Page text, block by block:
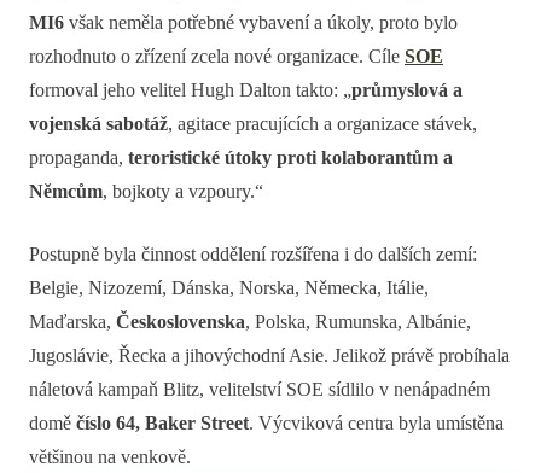
MI6 však neměla potřebné vybavení a úkoly, proto bylo
rozhodnuto o zřízení zcela nové organizace. Cíle SOE
formoval jeho velitel Hugh Dalton takto: „průmyslová a
vojenská sabotáž, agitace pracujících a organizace stávek,
propaganda, teroristické útoky proti kolaborantům a
Němcům, bojkoty a vzpoury.“
Postupně byla činnost oddělení rozšířena i do dalších zemí:
Belgie, Nizozemí, Dánska, Norska, Německa, Itálie,
Maďarska, Československa, Polska, Rumunska, Albánie,
Jugoslávie, Řecka a jihovýchodní Asie. Jelikož právě probíhala
náletová kampaň Blitz, velitelství SOE sídlilo v nenápadném
domě číslo 64, Baker Street. Výcviková centra byla umístěna
většinou na venkově.